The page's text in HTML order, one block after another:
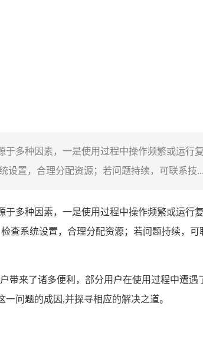
多种因素，一是使用过程中操作频繁或运行
设置，合理分配资源；若问题持续，可联系技
多种因素，一是使用过程中操作频繁或运行
查系统设置，合理分配资源；若问题持续，
带来了诸多便利，部分用户在使用过程中遭遇
问题的成因,并探寻相应的解决之道。